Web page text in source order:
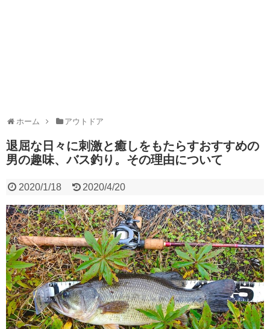
ホーム アウトドア
退屈な日々に刺激と癒しをもたらすおすすめの
男の趣味、バス釣り。その理由について
2020/1/18 2020/4/20